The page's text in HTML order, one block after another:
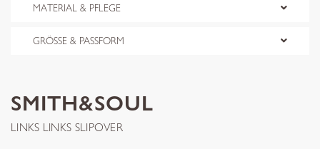
MATERIAL & PFLEGE
GRÖSSE & PASSFORM
SMITH&SOUL
LINKS LINKS SLIPOVER